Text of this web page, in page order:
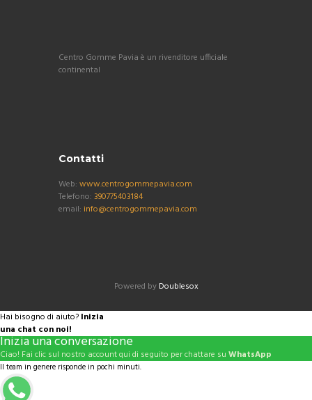
Centro Gomme Pavia è un rivenditore ufficiale
continental
Contatti
Web: www.centrogommepavia.com
Telefono: 390775403184
email: info@centrogommepavia.com
Powered by Doublesox
Hai bisogno di aiuto? Inizia
una chat con noi!
Inizia una conversazione
Ciao! Fai clic sul nostro account qui di seguito per chattare su WhatsApp
Il team in genere risponde in pochi minuti.